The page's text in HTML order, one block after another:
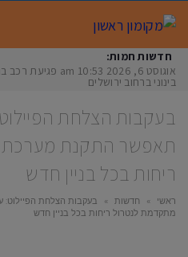
חדשות חמות:
אוגוסט 6, 2026
10:53 am
בינוני ברחוב ירושלים
בעקבות הצלחת הפיילוט:
תאפשר התקנת מערכת
ריחות בכל בניין חדש
ראשי » חדשות »
בעקבות הצלחת הפיילוט:
מתקדמת לנטרול ריחות בכל בניין חדש